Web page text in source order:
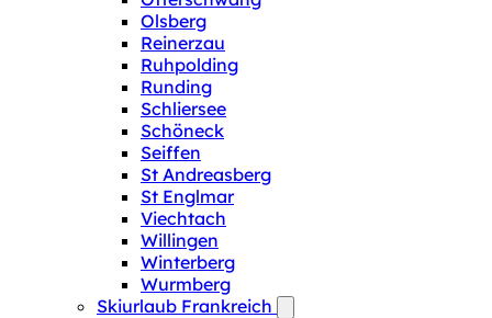
Olsberg
Reinerzau
Ruhpolding
Runding
Schliersee
Schöneck
Seiffen
St Andreasberg
St Englmar
Viechtach
Willingen
Winterberg
Wurmberg
Skiurlaub Frankreich